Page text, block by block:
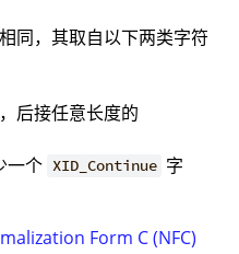
同，其取自以下两类字符
后接任意长度的
一个 XID_Continue 字
Form C (NFC)